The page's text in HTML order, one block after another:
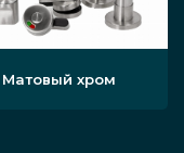
Матовый хром